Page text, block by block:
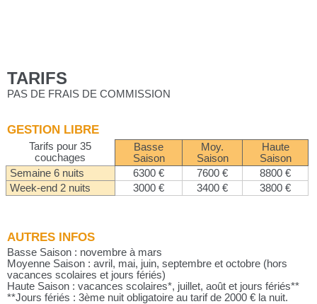
TARIFS
PAS DE FRAIS DE COMMISSION
GESTION LIBRE
Tarifs pour 35
couchages
Basse
Saison
Moy.
Saison
Haute
Saison
Semaine 6 nuits
6300 € 7600 €
8800 €
Week-end 2 nuits
3000 € 3400 € 3800 €
AUTRES INFOS
Basse Saison : novembre à mars
Moyenne Saison : avril, mai, juin, septembre et octobre (hors
vacances scolaires et jours fériés)
Haute Saison : vacances scolaires*, juillet, août et jours fériés**
**Jours fériés : 3ème nuit obligatoire au tarif de 2000 € la nuit.